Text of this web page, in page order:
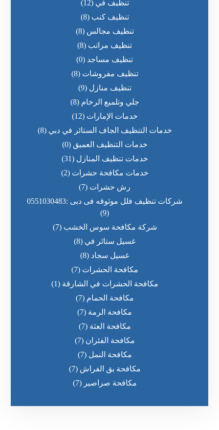
تنظيف في (12)
تنظيف كنب (8)
تنظيف مجالس (8)
تنظيف مراتب (8)
تنظيف مساجد (0)
تنظيف مفروشات (8)
تنظيف منازل (9)
جلي وتلميع الرخام (8)
خدمات الإمارات (12)
خدمات التنظيف الجاف الستائر في دبي (8)
خدمات التنظيف العميق (0)
خدمات تنظيف المنازل (31)
خدمات مكافحة حشرات (2)
رش حشرات (7)
شركات تنظيف فلل موثوقه فى دبى :0551030483
(9)
شركة مكافحة سوس الخشب (7)
غسيل ستائر في (8)
غسيل سجاد (8)
مكافحة الحشرات (7)
مكافحة الحشرات في الشارقة (1)
مكافحة الحمام (7)
مكافحة الرمة (7)
مكافحة العثة (7)
مكافحة الفئران (7)
مكافحة النمل (7)
مكافحة بق الفراش (7)
مكافحة صراصير (7)